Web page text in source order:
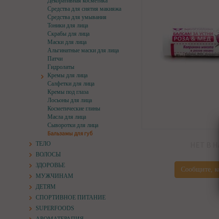
Средства для снятия макияжа
Средства для умывания
Тоники для лица
Скрабы для лица
Маски для лица
Альгинатные маски для лица
Патчи
Гидролаты
Кремы для лица
Салфетки для лица
Кремы под глаза
Лосьоны для лица
Косметические глины
Масла для лица
Сыворотки для лица
Бальзамы для губ
ТЕЛО
ВОЛОСЫ
ЗДОРОВЬЕ
МУЖЧИНАМ
ДЕТЯМ
СПОРТИВНОЕ ПИТАНИЕ
SUPERFOODS
Сообщите,